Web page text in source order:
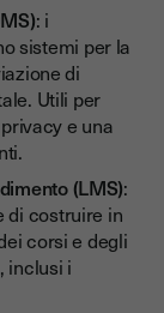
: i
sistemi per la
di
Utili per
e una
(LMS):
di costruire in
corsi e degli
inclusi i